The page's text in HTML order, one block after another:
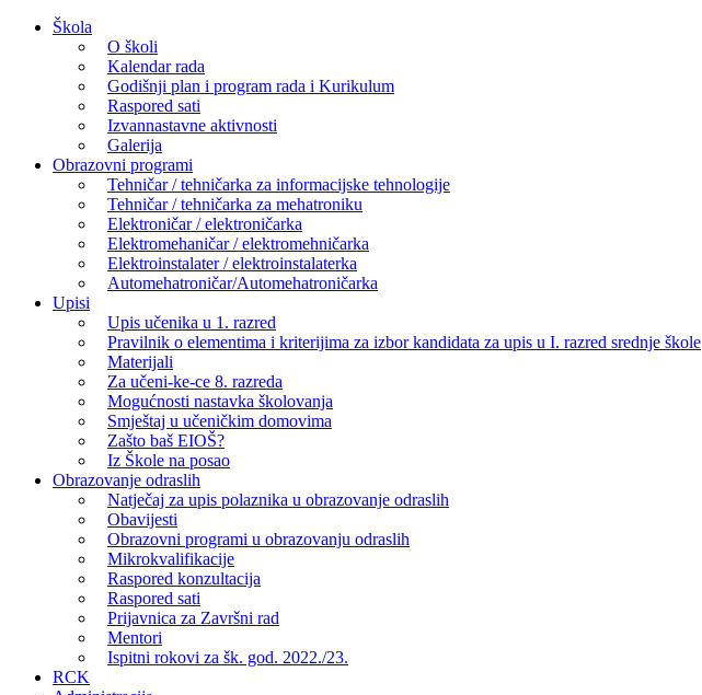
Skip
Škola
O školi
Kalendar rada
Godišnji plan i program rada i Kurikulum
Raspored sati
Izvannastavne aktivnosti
Galerija
Obrazovni programi
Tehničar / tehničarka za informacijske tehnologije
Tehničar / tehničarka za mehatroniku
Elektroničar / elektroničarka
Elektromehaničar / elektromehničarka
Elektroinstalater / elektroinstalaterka
Automehatroničar/Automehatroničarka
Upisi
Upis učenika u 1. razred
Pravilnik o elementima i kriterijima za izbor kandidata za upis u I. razred srednje škole
Materijali
Za učeni-ke-ce 8. razreda
Mogućnosti nastavka školovanja
Smještaj u učeničkim domovima
Zašto baš EIOŠ?
Iz Škole na posao
Obrazovanje odraslih
Natječaj za upis polaznika u obrazovanje odraslih
Obavijesti
Obrazovni programi u obrazovanju odraslih
Mikrokvalifikacije
Raspored konzultacija
Raspored sati
Prijavnica za Završni rad
Mentori
Ispitni rokovi za šk. god. 2022./23.
RCK